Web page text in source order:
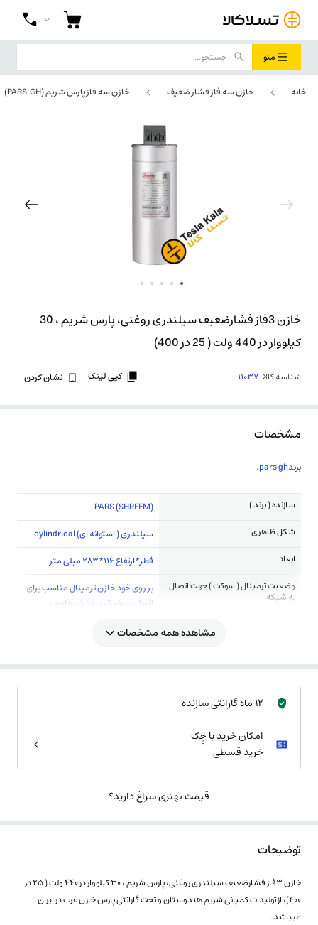
منو
خانه خازن سه فاز فشار ضعیف خازن سه فاز پارس شریم (PARS.GH)
خازن 3فاز فشارضعیف سیلندری روغنی، پارس شریم ، 30
کیلووار در 440 ولت ( 25 در 400)
شناسه کالا 11037 کپی لینک نشان کردن
مشخصات
برندpars gh.
سازنده ( برند )
(PARS (SHREEM
شکل ظاهری
سیلندری ( استوانه ای) cylindrical
ابعاد
قطر*ارتفاع 116*283 میلی متر
وضعیت ترمینال ( سوکت ) جهت اتصال
به شبکه
بر روی خود خازن ترمینال مناسب برای
اتصال به شبکه دیده شده است
مشاهده همه مشخصات
12 ماه گارانتی سازنده
امکان خرید با چِک
خرید قسطی
قیمت بهتری سراغ دارید؟
توضیحات
خازن 3فاز فشارضعیف سیلندری روغنی، پارس شریم ، 30 کیلووار در 440 ولت ( 25 در
400)، از تولیدات کمپانی شریم هندوستان و تحت گارانتی پارس خازن غرب در ایران
میباشد .